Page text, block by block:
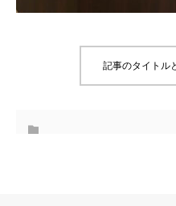
記事のタイトル